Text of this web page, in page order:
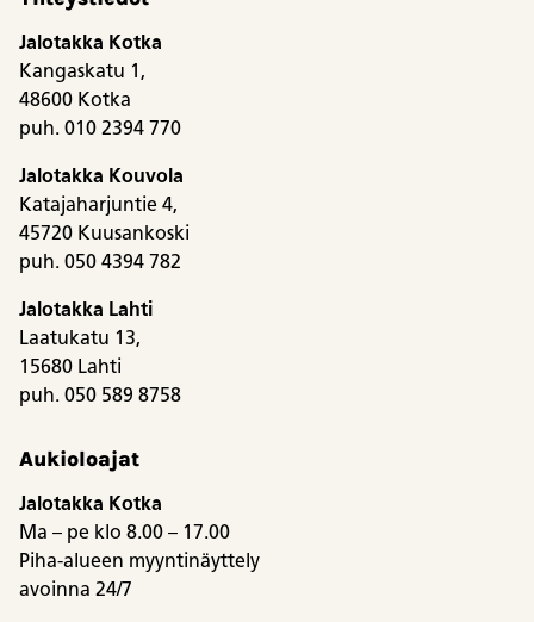
Jalotakka Kotka
Kangaskatu 1,
48600 Kotka
puh. 010 2394 770
Jalotakka Kouvola
Katajaharjuntie 4,
45720 Kuusankoski
puh. 050 4394 782
Jalotakka Lahti
Laatukatu 13,
15680 Lahti
puh. 050 589 8758
Aukioloajat
Jalotakka Kotka
Ma – pe klo 8.00 – 17.00
Piha-alueen myyntinäyttely
avoinna 24/7